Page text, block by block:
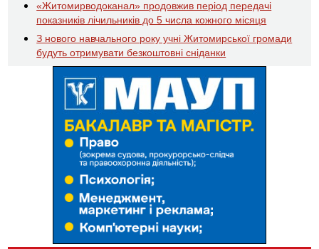
«Житомирводоканал» продовжив період передачі
показників лічильників до 5 числа кожного місяця
З нового навчального року учні Житомирської громади
будуть отримувати безкоштовні сніданки